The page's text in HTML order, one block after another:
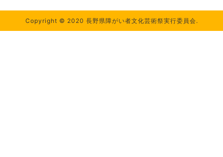
Copyright © 2020 長野県障がい者文化芸術祭実行委員会.